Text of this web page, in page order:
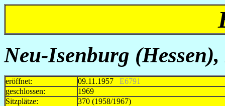
Neu-Isenburg
eröffnet: 09.11.1957 E6791
geschlossen:
1969
Sitzplätze:
370 (1958/1967)